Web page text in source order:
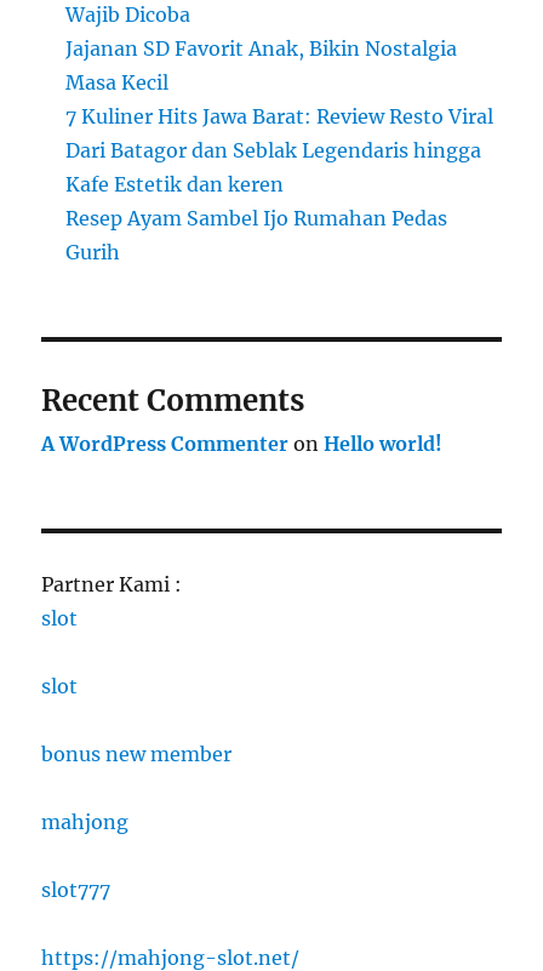
Wajib Dicoba
Jajanan SD Favorit Anak, Bikin Nostalgia
Masa Kecil
7 Kuliner Hits Jawa Barat: Review Resto Viral
Dari Batagor dan Seblak Legendaris hingga
Kafe Estetik dan keren
Resep Ayam Sambel Ijo Rumahan Pedas
Gurih
Recent Comments
A WordPress Commenter onHello world!
Partner Kami :
slot
slot
bonus new member
mahjong
slot777
https://mahjong-slot.net/